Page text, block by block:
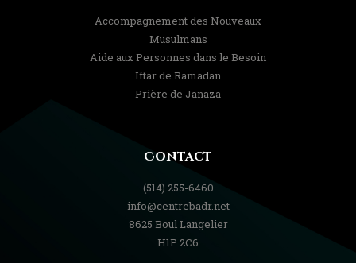
Accompagnement des Nouveaux
Musulmans
Aide aux Personnes dans le Besoin
Iftar de Ramadan
Prière de Janaza
Contact
(514) 255-6460
info@centrebadr.net
8625 Boul Langelier
H1P 2C6